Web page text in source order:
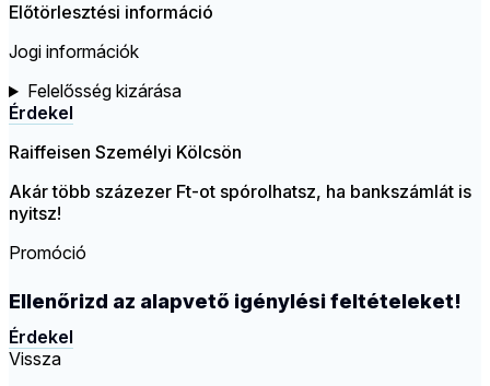
Előtörlesztési információ
Jogi információk
Felelősség kizárása
Érdekel
Raiffeisen Személyi Kölcsön
Akár több százezer Ft-ot spórolhatsz, ha bankszámlát is
nyitsz!
Promóció
Ellenőrizd az alapvető igénylési feltételeket!
Érdekel
Vissza